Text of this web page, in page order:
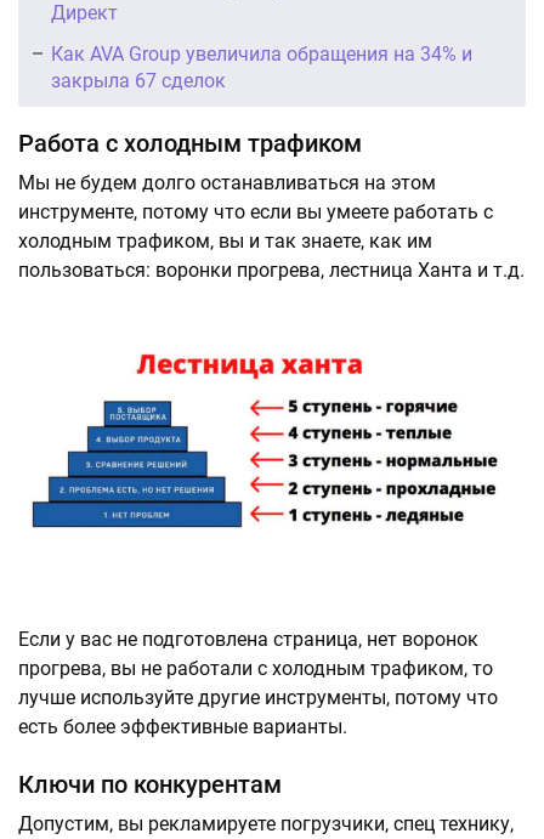
Директ
Как AVA Group увеличила обращения на 34% и
закрыла 67 сделок
Работа с холодным трафиком
Мы не будем долго останавливаться на этом
инструменте, потому что если вы умеете работать с
холодным трафиком, вы и так знаете, как им
пользоваться: воронки прогрева, лестница Ханта и т.д.
Если у вас не подготовлена страница, нет воронок
прогрева, вы не работали с холодным трафиком, то
лучше используйте другие инструменты, потому что
есть более эффективные варианты.
Ключи по конкурентам
Допустим, вы рекламируете погрузчики, спец технику,